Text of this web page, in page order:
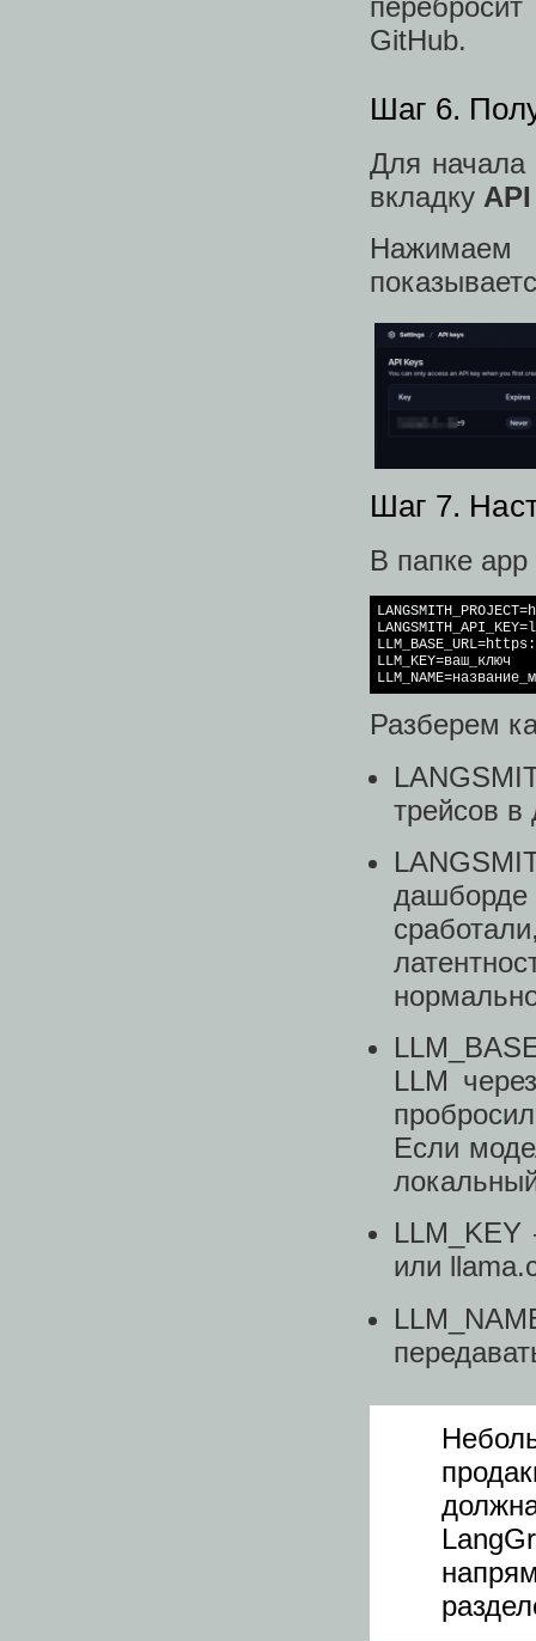
GitHub.
Шаг 6.
Для начала
вкладку
Шаг 7.
В папке
LLM_KEY=ваш_ключ
Разберем
трейсов
LLM
Если
или